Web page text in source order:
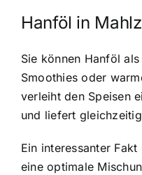
Hanföl in
Sie können Hanföl
Smoothies oder
verleiht den Speisen
und liefert
Ein interessanter
eine optimale